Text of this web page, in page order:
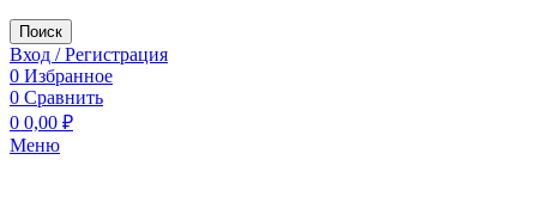
Поиск
Вход / Регистрация
0 Избранное
0 Сравнить
0 0,00 ₽
Меню